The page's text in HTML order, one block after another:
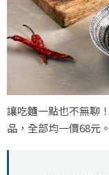
讓吃麵一點也不無聊
品，全部均一價68元